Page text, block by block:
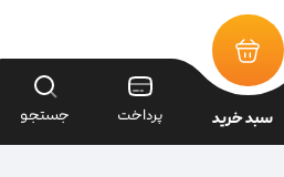
سبد خرید پرداخت جستجو